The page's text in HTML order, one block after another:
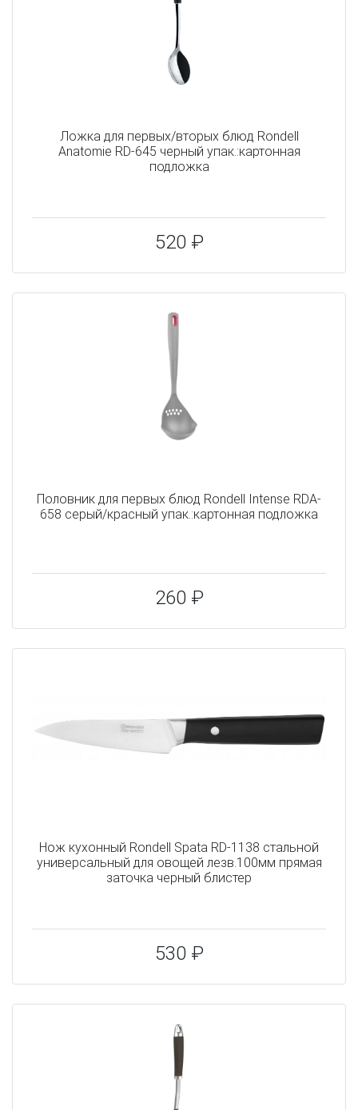
Ложка для первых/вторых блюд Rondell
Anatomie RD-645 черный упак.:картонная
подложка
520 ₽
Половник для первых блюд Rondell Intense RDA-
658 серый/красный упак.:картонная подложка
260 ₽
Нож кухонный Rondell Spata RD-1138 стальной
универсальный для овощей лезв.100мм прямая
заточка черный блистер
530 ₽